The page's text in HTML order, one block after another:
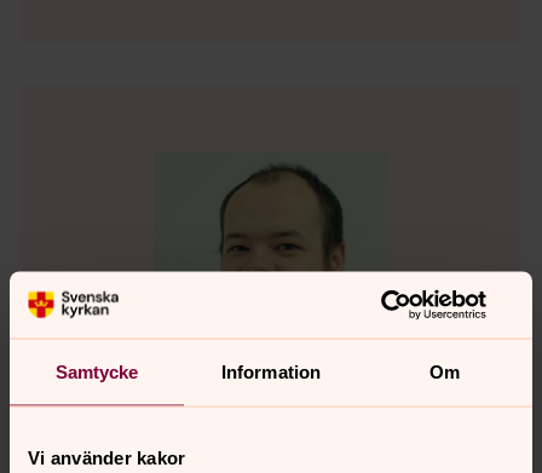
Samtycke Information Om
Vi använder kakor